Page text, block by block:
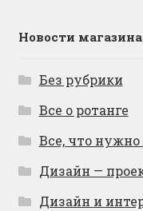
Новости магазина
Без рубрики
Все о ротанге
Все, что
Дизайн —
Дизайн и